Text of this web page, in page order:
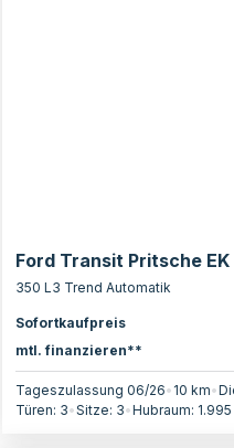
Ford Transit Pritsche EK
350 L3 Trend Automatik
Sofortkaufpreis
mtl. finanzieren**
Tageszulassung 06/26• 10 km•
Türen: 3•Sitze: 3•Hubraum: 1.995